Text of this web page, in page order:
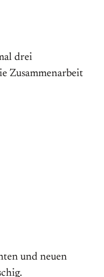
drei
Zusammenarbeit
und neuen